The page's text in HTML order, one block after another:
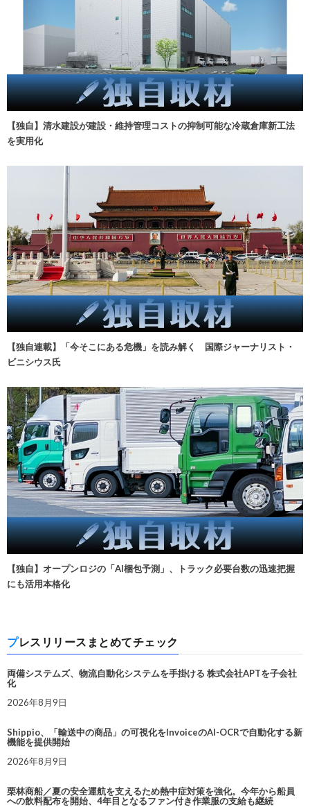
【独自】清水建設が建設・維持管理コストの抑制可能な冷蔵倉庫新工法
を実用化
【独自連載】「今そこにある危機」を読み解く 国際ジャーナリスト・
ビニシウス氏
【独自】オープンロジの「AI梱包予測」、トラック必要台数の迅速把握
にも活用本格化
プレスリリースまとめてチェック
両備システムズ、物流自動化システムを手掛ける 株式会社APTを子会社
化
2026年8月9日
Shippio、「輸送中の商品」の可視化をInvoiceのAI-OCRで自動化する新
機能を提供開始
2026年8月9日
栗林商船／夏の安全運航を支えるため熱中症対策を強化。今年から船員
への飲料配布を開始、4年目となるファン付き作業服の支給も継続